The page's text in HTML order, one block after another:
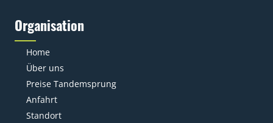
Organisation
Home
Über uns
Preise Tandemsprung
Anfahrt
Standort